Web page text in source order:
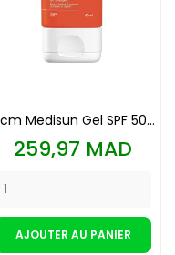
Medisun Gel SPF 50...
Prix
259,97 MAD
AJOUTER AU PANIER